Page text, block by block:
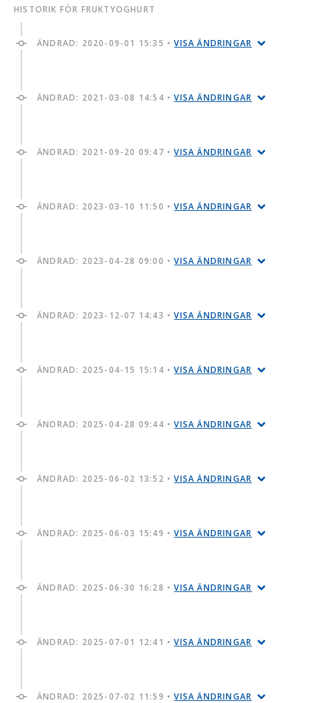
HISTORIK FÖR FRUKTYOGHURT
ÄNDRAD: 2020-09-01 15:35 •VISA ÄNDRINGAR
ÄNDRAD: 2021-03-08 14:54 •VISA ÄNDRINGAR
ÄNDRAD: 2021-09-20 09:47 •VISA ÄNDRINGAR
ÄNDRAD: 2023-03-10 11:50 •VISA ÄNDRINGAR
ÄNDRAD: 2023-04-28 09:00 •VISA ÄNDRINGAR
ÄNDRAD: 2023-12-07 14:43 •VISA ÄNDRINGAR
ÄNDRAD: 2025-04-15 15:14 •VISA ÄNDRINGAR
ÄNDRAD: 2025-04-28 09:44 •VISA ÄNDRINGAR
ÄNDRAD: 2025-06-02 13:52 •VISA ÄNDRINGAR
ÄNDRAD: 2025-06-03 15:49 •VISA ÄNDRINGAR
ÄNDRAD: 2025-06-30 16:28 •VISA ÄNDRINGAR
ÄNDRAD: 2025-07-01 12:41 •VISA ÄNDRINGAR
ÄNDRAD: 2025-07-02 11:59 •VISA ÄNDRINGAR